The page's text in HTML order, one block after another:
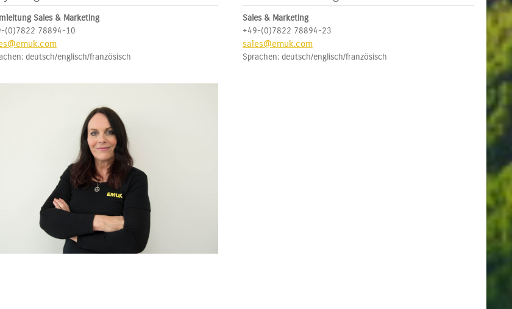
Sales & Marketing
(0)7822 78894-10
deutsch/englisch/französisch
Sales & Marketing
+49-(0)7822 78894-23
sales@emuk.com
Sprachen: deutsch/englisch/französisch